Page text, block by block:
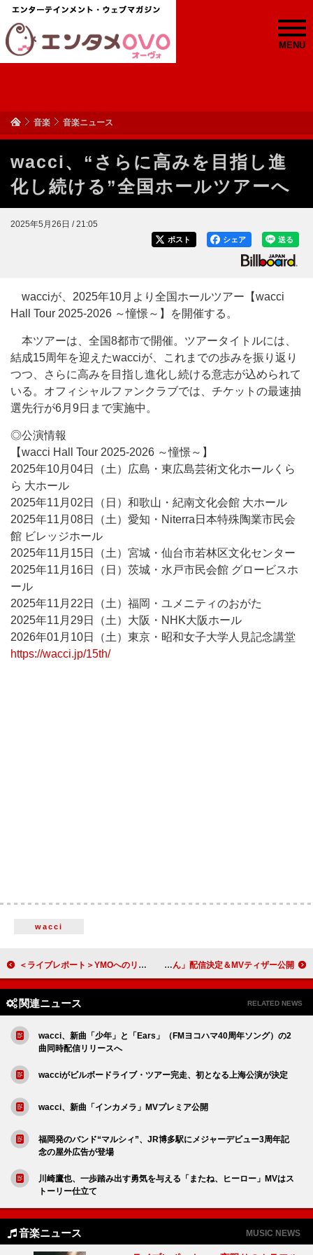
MENU
音楽 音楽ニュース
wacci、“さらに高みを目指し進
化し続ける”全国ホールツアーへ
2025年5月26日 / 21:05
送る
シェア
ポスト
wacciが、2025年10月より全国ホールツアー【wacci
Hall Tour 2025-2026 ～憧憬～】を開催する。
本ツアーは、全国8都市で開催。ツアータイトルには、
結成15周年を迎えたwacciが、これまでの歩みを振り返り
つつ、さらに高みを目指し進化し続ける意志が込められて
いる。オフィシャルファンクラブでは、チケットの最速抽
選先行が6月9日まで実施中。
◎公演情報
【wacci Hall Tour 2025-2026 ～憧憬～】
2025年10月04日（土）広島・東広島芸術文化ホールくら
ら 大ホール
2025年11月02日（日）和歌山・紀南文化会館 大ホール
2025年11月08日（土）愛知・Niterra日本特殊陶業市民会
館 ビレッジホール
2025年11月15日（土）宮城・仙台市若林区文化センター
2025年11月16日（日）茨城・水戸市民会館 グロービスホ
ール
2025年11月22日（土）福岡・ユメニティのおがた
2025年11月29日（土）大阪・NHK大阪ホール
2026年01月10日（土）東京・昭和女子大学人見記念講堂
https://wacci.jp/15th/
wacci
＜ライブレポート＞YMOへのリスペクトと愛が溢れる一夜限りの特別公演、日本の音楽シーンに与えた影響を再認識 FRUITS ZIPPER、デビュー3周年記念ソング「さん」配信決定＆MVティザー公開
関連ニュース RELATED NEWS
wacci、新曲「少年」と「Ears」（FMヨコハマ40周年ソング）の2
曲同時配信リリースへ
wacciがビルボードライブ・ツアー完走、初となる上海公演が決定
wacci、新曲「インカメラ」MVプレミア公開
福岡発のバンド“マルシィ”、JR博多駅にメジャーデビュー3周年記
念の屋外広告が登場
川崎鷹也、一歩踏み出す勇気を与える「またね、ヒーロー」MVはス
トーリー仕立て
音楽ニュース MUSIC NEWS